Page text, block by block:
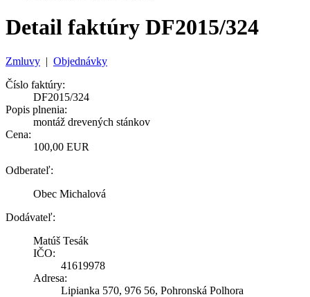
Detail faktúry DF2015/324
Zmluvy | Objednávky
Číslo faktúry:
DF2015/324
Popis plnenia:
montáž drevených stánkov
Cena:
100,00 EUR
Odberateľ:
Obec Michalová
Dodávateľ:
Matúš Tesák
IČO:
41619978
Adresa:
Lipianka 570, 976 56, Pohronská Polhora